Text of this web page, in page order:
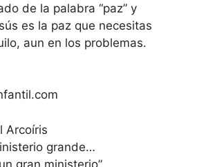
de la palabra “paz” y
es la paz que necesitas
aun en los problemas.
Arcoíris
grande…
gran ministerio”